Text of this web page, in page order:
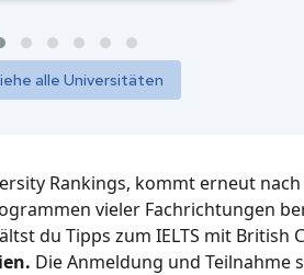
alle Universitäten
Rankings, kommt erneut
vieler Fachrichtungen
du Tipps zum IELTS mit British
Die Anmeldung und Teilnahme